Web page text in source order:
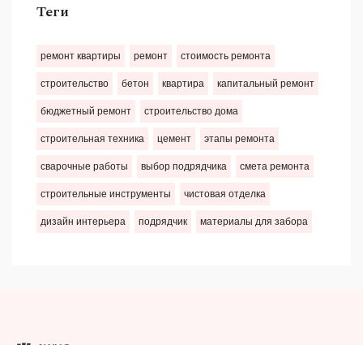
Теги
ремонт квартиры ремонт стоимость ремонта
строительство бетон квартира капитальный ремонт
бюджетный ремонт строительство дома
строительная техника цемент этапы ремонта
сварочные работы выбор подрядчика смета ремонта
строительные инструменты чистовая отделка
дизайн интерьера подрядчик материалы для забора